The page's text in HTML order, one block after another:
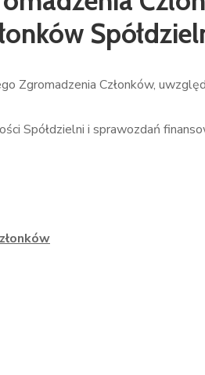
Zgromadzenia Członków,
Spółdzielni i sprawozdań